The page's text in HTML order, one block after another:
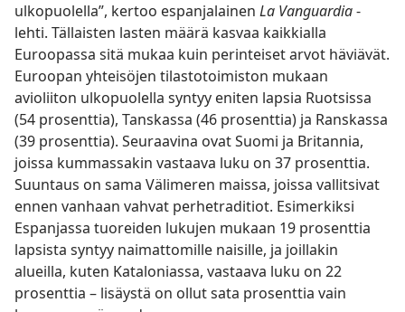
ulkopuolella”, kertoo espanjalainen La Vanguardia-
lehti. Tällaisten lasten määrä kasvaa kaikkialla
Euroopassa sitä mukaa kuin perinteiset arvot häviävät.
Euroopan yhteisöjen tilastotoimiston mukaan
avioliiton ulkopuolella syntyy eniten lapsia Ruotsissa
(54 prosenttia), Tanskassa (46 prosenttia) ja Ranskassa
(39 prosenttia). Seuraavina ovat Suomi ja Britannia,
joissa kummassakin vastaava luku on 37 prosenttia.
Suuntaus on sama Välimeren maissa, joissa vallitsivat
ennen vanhaan vahvat perhetraditiot. Esimerkiksi
Espanjassa tuoreiden lukujen mukaan 19 prosenttia
lapsista syntyy naimattomille naisille, ja joillakin
alueilla, kuten Kataloniassa, vastaava luku on 22
prosenttia – lisäystä on ollut sata prosenttia vain